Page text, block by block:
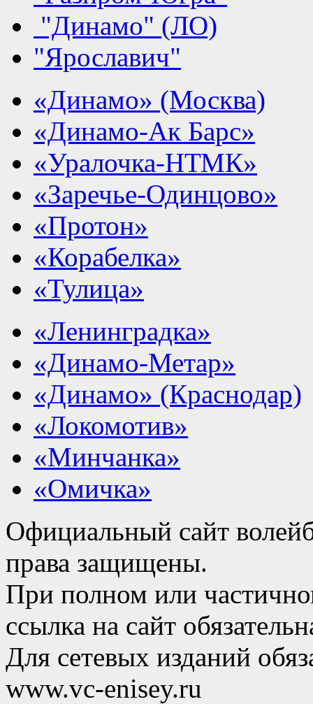
"Динамо" (ЛО)
"Ярославич"
«Динамо» (Москва)
«Динамо-Ак Барс»
«Уралочка-НТМК»
«Заречье-Одинцово»
«Протон»
«Корабелка»
«Тулица»
«Ленинградка»
«Динамо-Метар»
«Динамо» (Краснодар)
«Локомотив»
«Минчанка»
«Омичка»
Официальный сайт
права защищены.
При полном или
ссылка на сайт
Для сетевых изданий
www.vc-enisey.ru